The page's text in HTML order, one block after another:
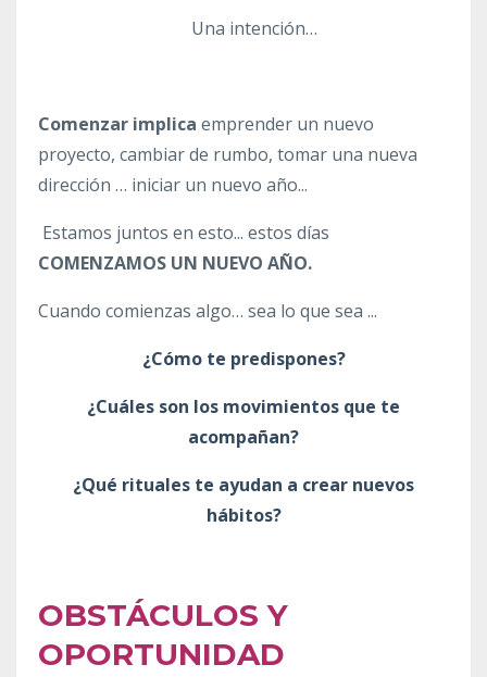
Una intención…
Comenzar implica emprender un nuevo
proyecto, cambiar de rumbo, tomar una nueva
dirección … iniciar un nuevo año...
Estamos juntos en esto... estos días
COMENZAMOS UN NUEVO AÑO.
Cuando comienzas algo… sea lo que sea ...
¿Cómo te predispones?
¿Cuáles son los movimientos que te
acompañan?
¿Qué rituales te ayudan a crear nuevos
hábitos?
OBSTÁCULOS Y
OPORTUNIDAD